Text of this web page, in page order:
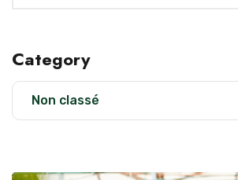
Category
Non classé